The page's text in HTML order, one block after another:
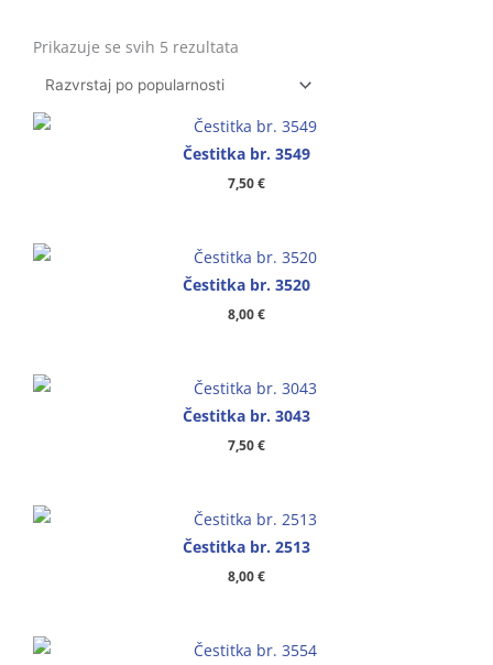
Prikazuje se svih 5 rezultata
Čestitka br. 3549
7,50€
Čestitka br. 3520
8,00€
Čestitka br. 3043
7,50€
Čestitka br. 2513
8,00€